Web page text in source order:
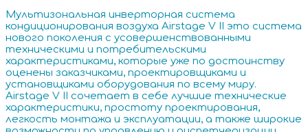
Мультизональная инверторная система
кондиционирования воздуха Airstage V II это система
нового поколения с усовершенствованными
техническими и потребительскими
характеристиками, которые уже по достоинству
оценены заказчиками, проектировщиками и
установщиками оборудования по всему миру.
Airstage V II сочетает в себе лучшие технические
характеристики, простоту проектирования,
легкость монтажа и эксплуатации, а также широкие